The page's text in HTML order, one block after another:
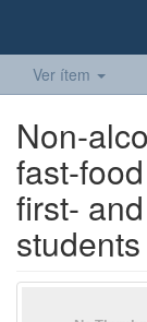
Ver ítem
Non-
fast-
first-